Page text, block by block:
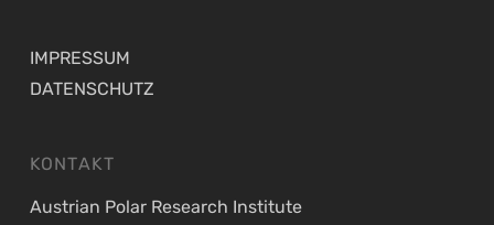
IMPRESSUM
DATENSCHUTZ
KONTAKT
Austrian Polar Research Institute